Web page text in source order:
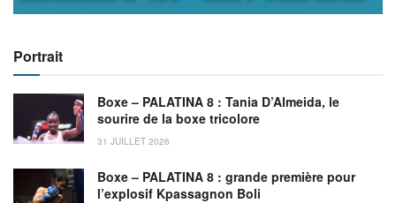
Portrait
Boxe – PALATINA 8 : Tania D’Almeida, le
sourire de la boxe tricolore
31 JUILLET 2026
Boxe – PALATINA 8 : grande première pour
l’explosif Kpassagnon Boli